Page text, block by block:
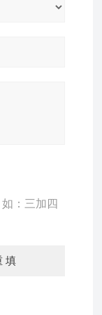
：三加四